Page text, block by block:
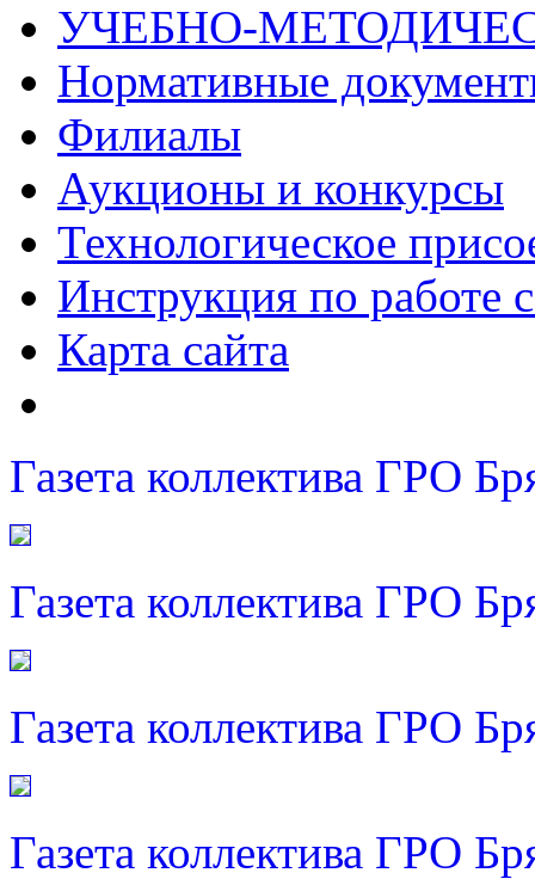
УЧЕБНО-
Нормативные
Филиалы
Аукционы и конкурсы
Технологическое
Инструкция по работе
Карта сайта
Газета коллектива ГРО
Газета коллектива ГРО
Газета коллектива ГРО
Газета коллектива ГРО